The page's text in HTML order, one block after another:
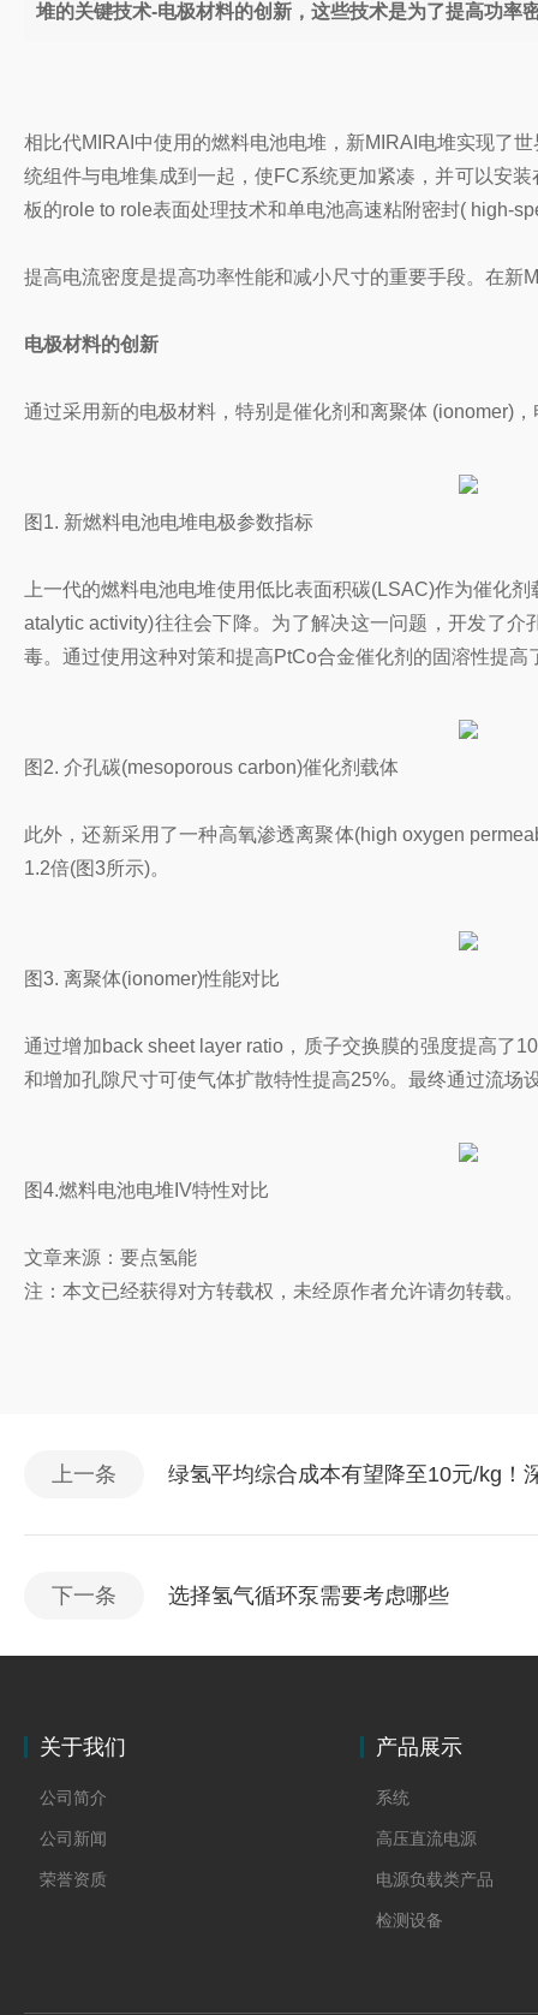
堆的关键技术-电极材料的创新，这些技术是为了提高功率
相比代MIRAI中使用的燃料电池电堆，新MIRAI电堆实现了
统组件与电堆集成到一起，使FC系统更加紧凑，并可以安
板的role to role表面处理技术和单电池高速粘附密封( high-
提高电流密度是提高功率性能和减小尺寸的重要手段。在
电极材料的创新
通过采用新的电极材料，特别是催化剂和离聚体 (ionomer)
图1. 新燃料电池电堆电极参数指标
上一代的燃料电池电堆使用低比表面积碳(LSAC)作为催化
atalytic activity)往往会下降。为了解决这一问题，开发了
毒。通过使用这种对策和提高PtCo合金催化剂的固溶性提高
图2. 介孔碳(mesoporous carbon)催化剂载体
此外，还新采用了一种高氧渗透离聚体(high oxygen
1.2倍(图3所示)。
图3. 离聚体(ionomer)性能对比
通过增加back sheet layer ratio，质子交换膜的强度提高了
和增加孔隙尺寸可使气体扩散特性提高25%。最终通过流
图4.燃料电池电堆IV特性对比
文章来源：要点氢能
注：本文已经获得对方转载权，未经原作者允许请勿转载。
上一条 绿氢平均综合成本有望降至10元/kg！
下一条 选择氢气循环泵需要考虑哪些
关于我们
公司简介
公司新闻
荣誉资质
产品展示
系统
高压直流电源
电源负载类产品
检测设备